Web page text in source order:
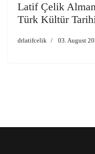
Latif Çelik
Türk Kültür
drlatifcelik 03. August